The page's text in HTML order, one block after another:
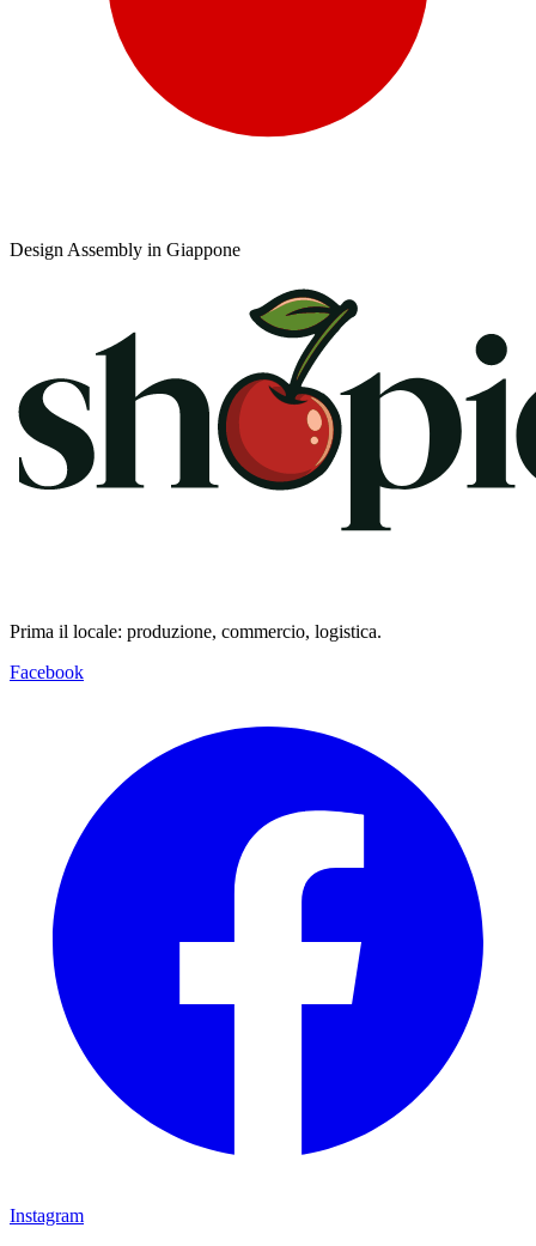
Design Assembly in Giappone
Prima il locale: produzione, commercio, logistica.
Facebook
Instagram